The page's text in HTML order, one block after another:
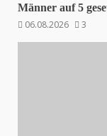
Männer auf 5
06.08.2026
3